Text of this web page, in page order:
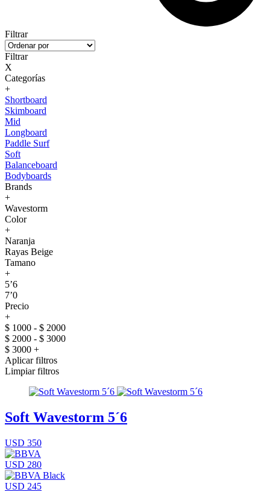
Filtrar
Filtrar
X
Categorías
+
Shortboard
Skimboard
Mid
Longboard
Paddle Surf
Soft
Balanceboard
Bodyboards
Brands
+
Wavestorm
Color
+
Naranja
Rayas Beige
Tamano
+
5’6
7’0
Precio
+
$ 1000 - $ 2000
$ 2000 - $ 3000
$ 3000 +
Aplicar filtros
Limpiar filtros
Soft Wavestorm 5´6
USD 350
USD 280
USD 245